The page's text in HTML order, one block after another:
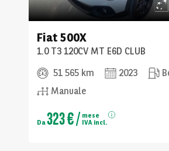
Fiat 500X
1.0 T3 120CV MT E6D CLUB
51 565 km
2023
Manuale
Da323 €/ mese
IVA incl.